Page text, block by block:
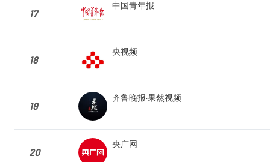
17
中国青年报
18
央视频
19
齐鲁晚报·果然视频
20
央广网